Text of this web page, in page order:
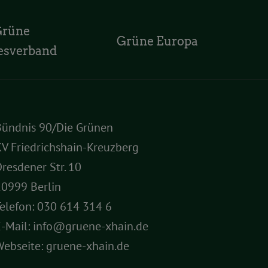
Grüne Europa
90/Die Grünen
Friedrichshain-Kreuzberg
Str. 10
Berlin
030 614 314 6
Mail: info@gruene-xhain.de
gruene-xhain.de